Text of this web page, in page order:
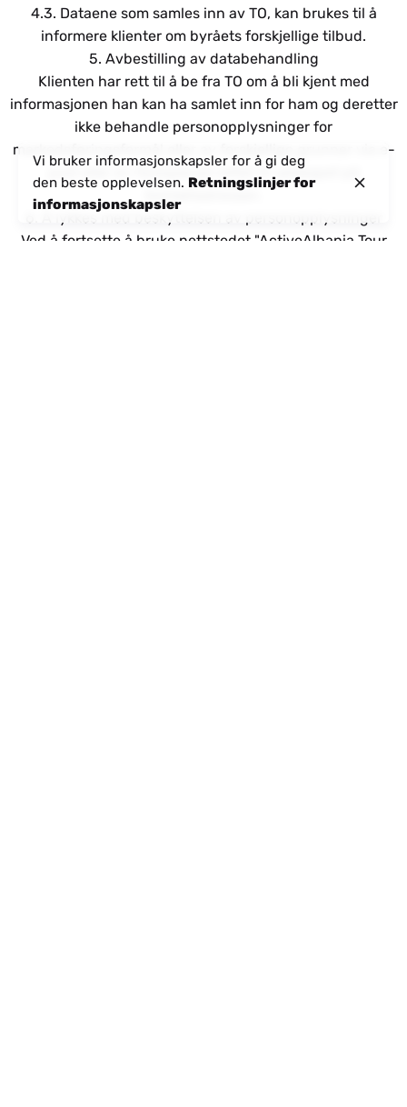
4.3. Dataene som samles inn av TO, kan brukes til å
informere klienter om byråets forskjellige tilbud.
5. Avbestilling av databehandling
Klienten har rett til å be fra TO om å bli kjent med
informasjonen han kan ha samlet inn for ham og deretter
ikke behandle personopplysninger for
markedsføringsformål eller av forskjellige grunner via e-
post eller en forespørsel rettet til selskapet på
kontaktadressen.
6. Å lykkes med beskyttelsen av personopplysninger
Ved å fortsette å bruke nettstedet "ActiveAlbania Tour
Vi bruker informasjonskapsler for å gi deg
den beste opplevelsen. Retningslinjer for
informasjonskapsler